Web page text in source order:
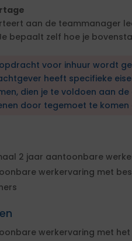
aan de teammanager
Je bepaalt zelf hoe je
voor inhuur wordt
heeft specifieke
dien je te voldoen aan
door tegemoet te komen
2 jaar aantoonbare
werkervaring met
werkervaring met